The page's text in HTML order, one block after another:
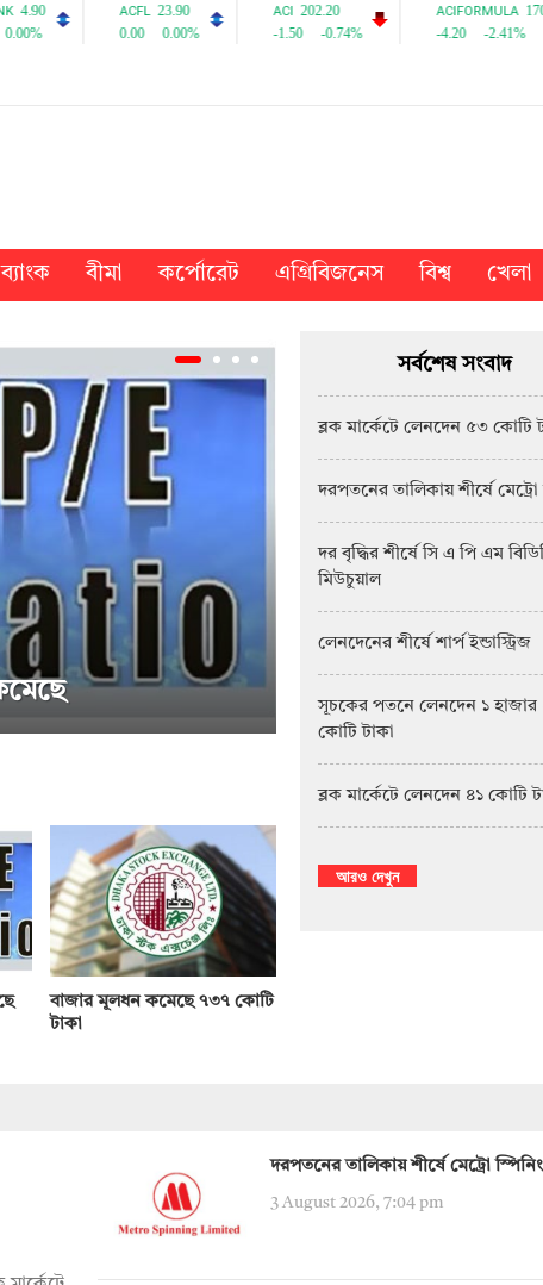
ব্যাংক বীমা কর্পোরেট এগ্রিবিজনেস বিশ্ব খেলা
সাপ্তাহিক দর বৃদ্ধির
বাজার মূলধন কমেছে ৭৩৭ কোটি
টাকা
সর্বশেষ সংবাদ
ব্লক মার্কেটে লেনদেন ৫৩ কোটি
দরপতনের তালিকায় শীর্ষে মেট্রো
দর বৃদ্ধির শীর্ষে সি এ পি এম
মিউচুয়াল
লেনদেনের শীর্ষে শার্প ইন্ডাস্ট্রিজ
সূচকের পতনে লেনদেন ১ হাজার
কোটি টাকা
ব্লক মার্কেটে লেনদেন ৪১ কোটি
আরও দেখুন
দরপতনের তালিকায় শীর্ষে মেট্রো স্পিনিং
3 August 2026, 7:04 pm